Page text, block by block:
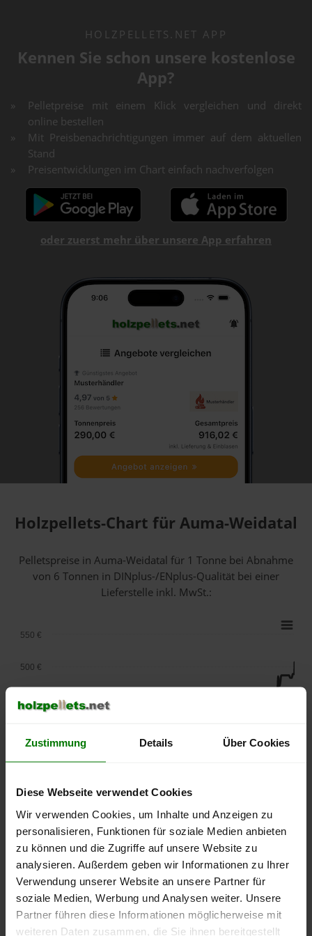
Zustimmung Details Über Cookies
Diese Webseite verwendet Cookies
Wir verwenden Cookies, um Inhalte und Anzeigen zu
personalisieren, Funktionen für soziale Medien anbieten
zu können und die Zugriffe auf unsere Website zu
analysieren. Außerdem geben wir Informationen zu Ihrer
Verwendung unserer Website an unsere Partner für
soziale Medien, Werbung und Analysen weiter. Unsere
Partner führen diese Informationen möglicherweise mit
weiteren Daten zusammen, die Sie ihnen bereitgestellt
HOLZPELLETS.NET APP
Kennen Sie schon unsere kostenlose
App?
Pelletpreise mit einem Klick vergleichen und direkt
online bestellen
Mit Preisbenachrichtigungen immer auf dem aktuellen
Stand
Preisentwicklungen im Chart einfach nachverfolgen
oder zuerst mehr über unsere App erfahren
Holzpellets-Chart für Auma-Weidatal
Pelletspreise in Auma-Weidatal für 1 Tonne bei Abnahme
von 6 Tonnen in DINplus-/ENplus-Qualität bei einer
Lieferstelle inkl. MwSt.:
lose Ware Sackware
September
2025
Januar
2026
Mai
2026
300 €
350 €
450 €
500 €
550 €
Die aktuelle Preisentwicklung für Holzpellets in Deutschland
können Sie jederzeit auf unsererPelletspreise-Seite
nachvollziehen.